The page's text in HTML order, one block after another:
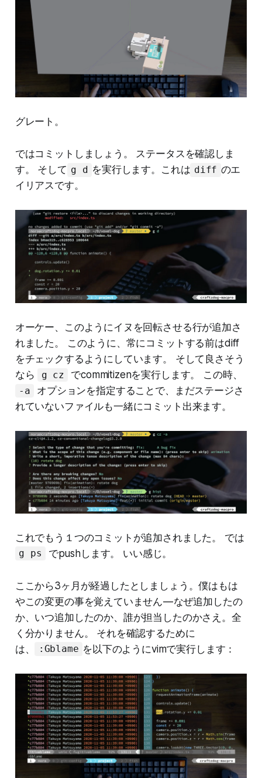
グレート。
ではコミットしましょう。 ステータスを確認しま
す。 そして g d を実行します。これは diff のエ
イリアスです。
オーケー、このようにイヌを回転させる行が追加さ
れました。 このように、常にコミットする前はdiff
をチェックするようにしています。 そして良さそう
なら
g cz でcommitizenを実行します。 この時、
-a
オプションを指定することで、まだステージさ
れていないファイルも一緒にコミット出来ます。
これでもう１つのコミットが追加されました。 では
g ps でpushします。 いい感じ。
ここから3ヶ月が経過したとしましょう。僕はもは
やこの変更の事を覚えていません — なぜ追加したの
か、いつ追加したのか、誰が担当したのかさえ。全
く分かりません。 それを確認するために
は、
:Gblame を以下のようにvimで実行します：